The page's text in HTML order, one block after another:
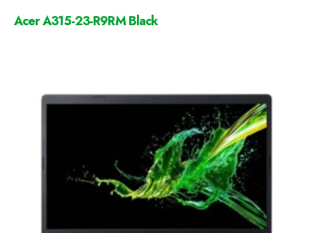
Acer A315-23-R9RM Black